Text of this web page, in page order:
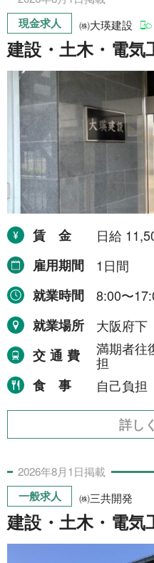
現金求人 ㈱大瑛建設
建設・土木・電気
賃金
日給
雇用期間
1日間
就業時間
8:00〜
就業場所
大阪府下
交通費
満期者往
担
食事
自己負担
詳し
2026年8月1日掲載
一般求人 ㈱三共開発
建設・土木・電気